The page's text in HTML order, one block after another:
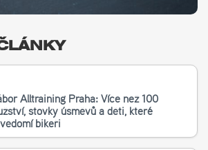
Alltraining Praha: Více než 100
stovky úsměvů a děti, které
bikeři